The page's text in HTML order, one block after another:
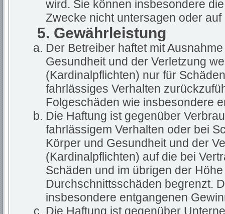
wird. Sie können insbesondere
Zwecke nicht untersagen oder
5. Gewährleistung
Der Betreiber haftet mit
Gesundheit und der Verletzung
(Kardinalpflichten) nur für
fahrlässiges Verhalten
Folgeschäden wie insbesondere
Die Haftung ist gegenüber
fahrlässigem Verhalten oder bei
Körper und Gesundheit und der
(Kardinalpflichten) auf die bei
Schäden und im übrigen der
Durchschnittsschäden begrenzt.
insbesondere entgangenen
Die Haftung ist gegenüber